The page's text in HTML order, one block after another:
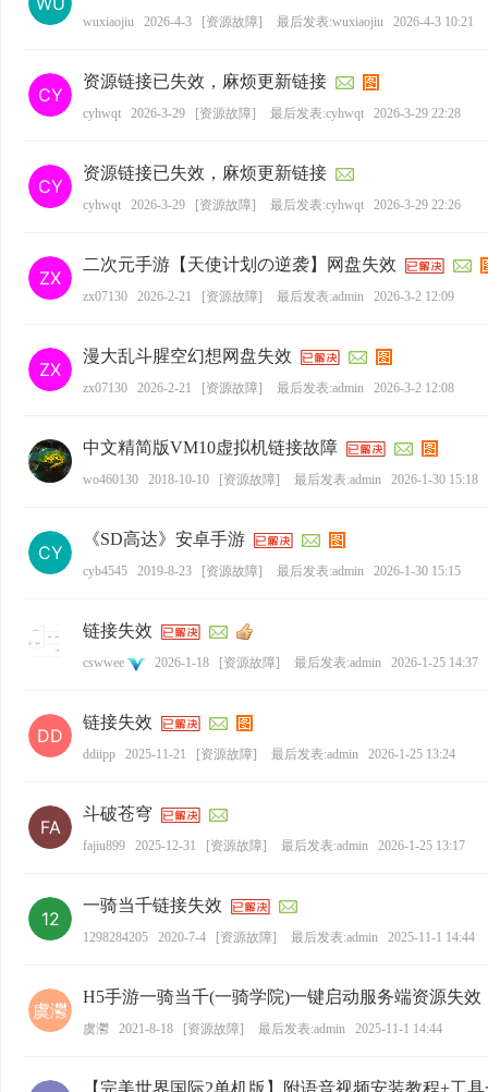
wuxiaojiu 2026-4-3 [资源故障] 最后发表:wuxiaojiu 2026-4-3 10:21
资源链接已失效，麻烦更新链接
cyhwqt 2026-3-29 [资源故障] 最后发表:cyhwqt 2026-3-29 22:28
资源链接已失效，麻烦更新链接
cyhwqt 2026-3-29 [资源故障] 最后发表:cyhwqt 2026-3-29 22:26
二次元手游【天使计划の逆袭】网盘失效
zx07130 2026-2-21 [资源故障] 最后发表:admin 2026-3-2 12:09
漫大乱斗腥空幻想网盘失效
zx07130 2026-2-21 [资源故障] 最后发表:admin 2026-3-2 12:08
中文精简版VM10虚拟机链接故障
wo460130 2018-10-10 [资源故障] 最后发表:admin 2026-1-30 15:18
《SD高达》安卓手游
cyb4545 2019-8-23 [资源故障] 最后发表:admin 2026-1-30 15:15
链接失效
cswwee 2026-1-18 [资源故障] 最后发表:admin 2026-1-25 14:37
链接失效
ddiipp 2025-11-21 [资源故障] 最后发表:admin 2026-1-25 13:24
斗破苍穹
fajiu899 2025-12-31 [资源故障] 最后发表:admin 2026-1-25 13:17
一骑当千链接失效
1298284205 2020-7-4 [资源故障] 最后发表:admin 2025-11-1 14:44
H5手游一骑当千(一骑学院)一键启动服务端资源失效
虞灪 2021-8-18 [资源故障] 最后发表:admin 2025-11-1 14:44
【完美世界国际2单机版】附语音视频安装教程+工